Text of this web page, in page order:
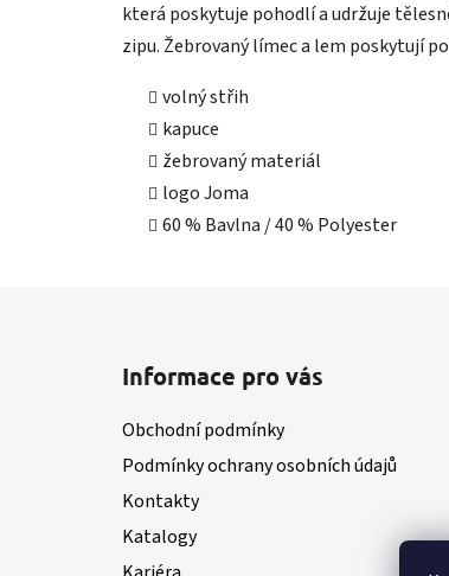
která poskytuje pohodlí a udržuje
zipu. Žebrovaný límec a lem poskytují
volný střih
kapuce
žebrovaný materiál
logo Joma
60 % Bavlna / 40 % Polyester
Informace pro vás
Obchodní podmínky
Podmínky ochrany osobních údajů
Kontakty
Katalogy